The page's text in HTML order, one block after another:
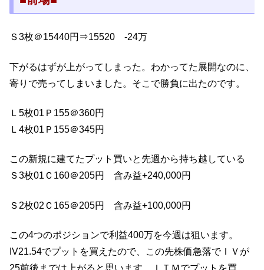
Ｓ3枚＠15440円⇒15520 -24万
下がるはずが上がってしまった。わかってた展開なのに、
寄りで売ってしまいました。そこで勝負に出たのです。
Ｌ5枚01Ｐ155＠360円
Ｌ4枚01Ｐ155＠345円
この新規に建てたプット買いと先週から持ち越している
Ｓ3枚01Ｃ160＠205円 含み益+240,000円
Ｓ2枚02Ｃ165＠205円 含み益+100,000円
この4つのポジションで利益400万を今週は狙います。
IV21.54でプットを買えたので、この先株価急落でＩＶが